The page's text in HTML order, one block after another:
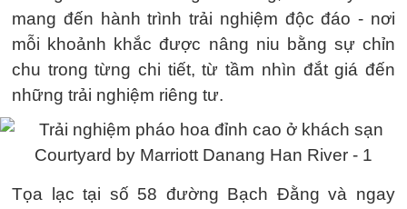
mang đến hành trình trải nghiệm độc đáo - nơi
mỗi khoảnh khắc được nâng niu bằng sự chỉn
chu trong từng chi tiết, từ tầm nhìn đắt giá đến
những trải nghiệm riêng tư.
Tọa lạc tại số 58 đường Bạch Đằng và ngay